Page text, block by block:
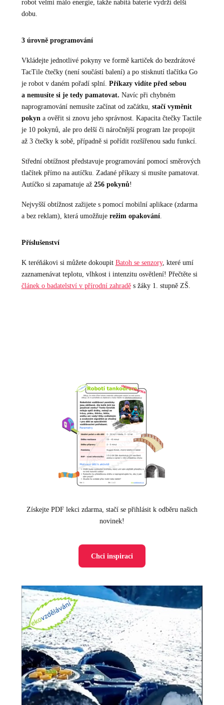
robot velmi málo energie, takže nabitá baterie vydrží delší
dobu.
3 úrovně programování
Vkládejte jednotlivé pokyny ve formě kartiček do bezdrátové
TacTile čtečky (není součástí balení) a po stisknutí tlačítka Go
je robot v daném pořadí splní. Příkazy vidíte před sebou
a nemusíte si je tedy pamatovat. Navíc při chybném
naprogramování nemusíte začínat od začátku, stačí vyměnit
pokyna ověřit si znovu jeho správnost. Kapacita čtečky Tactile
je 10 pokynů, ale pro delší či náročnější program lze propojit
až 3 čtečky k sobě, případně si pořídit rozšířenou sadu funkcí.
Střední obtížnost představuje programování pomocí směrových
tlačítek přímo na autíčku. Zadané příkazy si musíte pamatovat.
Autíčko si zapamatuje až 256 pokynů!
Nejvyšší obtížnost zažijete s pomocí mobilní aplikace (zdarma
a bez reklam), která umožňuje režim opakování.
Příslušenství
K teréňákovi si můžete dokoupit Batoh se senzory, které umí
zaznamenávat teplotu, vlhkost i intenzitu osvětlení! Přečtěte si
článek o badatelství v přírodní zahraděs žáky 1. stupně ZŠ.
Získejte PDF lekci zdarma, stačí se přihlásit k odběru našich
novinek!
Chci inspiraci
Video
přehrávač